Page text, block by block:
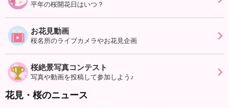
平年の桜開花日はいつ？
お花見動画
桜名所のライブカメラやお花見企画
桜絶景写真コンテスト
写真や動画を投稿して参加しよう♪
花見・桜のニュース